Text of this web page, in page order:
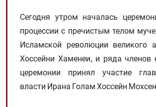
Сегодня утром началась
процессии с пречистым телом
Исламской революции великого
Хоссейни Хаменеи, и ряда членов
церемонии принял участие
власти Ирана Голам Хоссейн